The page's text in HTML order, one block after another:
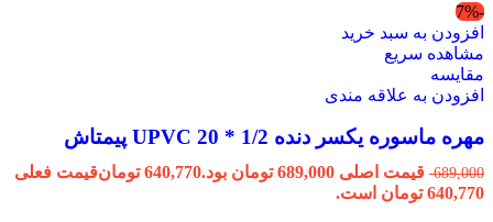
-7%
افزودن به سبد خرید
مشاهده سریع
مقایسه
افزودن به علاقه مندی
مهره ماسوره یکسر دنده 1/2 * 20 UPVC پیمتاش
689,000 قیمت اصلی 689,000 تومان بود. 640,770 تومانقیمت فعلی
640,770 تومان است.